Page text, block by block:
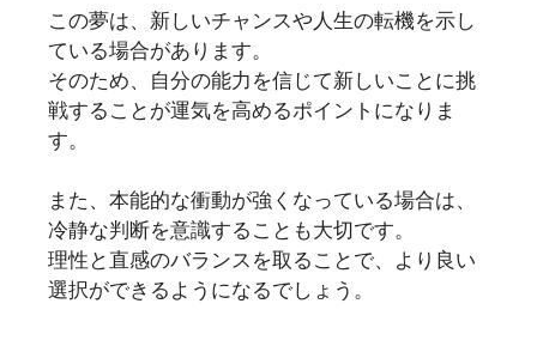
この夢は、新しいチャンスや人生の転機を示し
ている場合があります。
そのため、自分の能力を信じて新しいことに挑
戦することが運気を高めるポイントになりま
す。
また、本能的な衝動が強くなっている場合は、
冷静な判断を意識することも大切です。
理性と直感のバランスを取ることで、より良い
選択ができるようになるでしょう。